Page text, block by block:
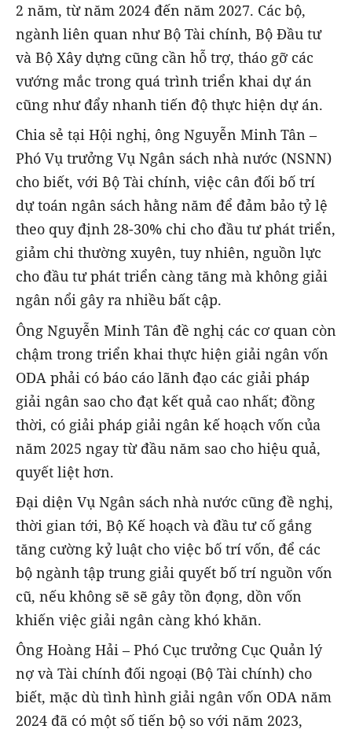
2 năm, từ năm 2024 đến năm 2027. Các bộ,
ngành liên quan như Bộ Tài chính, Bộ Đầu tư
và Bộ Xây dựng cũng cần hỗ trợ, tháo gỡ các
vướng mắc trong quá trình triển khai dự án
cũng như đẩy nhanh tiến độ thực hiện dự án.
Chia sẻ tại Hội nghị, ông Nguyễn Minh Tân –
Phó Vụ trưởng Vụ Ngân sách nhà nước (NSNN)
cho biết, với Bộ Tài chính, việc cân đối bố trí
dự toán ngân sách hằng năm để đảm bảo tỷ lệ
theo quy định 28-30% chi cho đầu tư phát triển,
giảm chi thường xuyên, tuy nhiên, nguồn lực
cho đầu tư phát triển càng tăng mà không giải
ngân nổi gây ra nhiều bất cập.
Ông Nguyễn Minh Tân đề nghị các cơ quan còn
chậm trong triển khai thực hiện giải ngân vốn
ODA phải có báo cáo lãnh đạo các giải pháp
giải ngân sao cho đạt kết quả cao nhất; đồng
thời, có giải pháp giải ngân kế hoạch vốn của
năm 2025 ngay từ đầu năm sao cho hiệu quả,
quyết liệt hơn.
Đại diện Vụ Ngân sách nhà nước cũng đề nghị,
thời gian tới, Bộ Kế hoạch và đầu tư cố gắng
tăng cường kỷ luật cho việc bố trí vốn, để các
bộ ngành tập trung giải quyết bố trí nguồn vốn
cũ, nếu không sẽ sẽ gây tồn đọng, dồn vốn
khiến việc giải ngân càng khó khăn.
Ông Hoàng Hải – Phó Cục trưởng Cục Quản lý
nợ và Tài chính đối ngoại (Bộ Tài chính) cho
biết, mặc dù tình hình giải ngân vốn ODA năm
2024 đã có một số tiến bộ so với năm 2023,